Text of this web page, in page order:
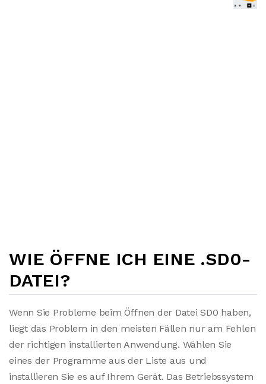
WIE ÖFFNE ICH EINE .SD0-
DATEI?
Wenn Sie Probleme beim Öffnen der Datei SD0 haben,
liegt das Problem in den meisten Fällen nur am Fehlen
der richtigen installierten Anwendung. Wählen Sie
eines der Programme aus der Liste aus und
installieren Sie es auf Ihrem Gerät. Das Betriebssystem